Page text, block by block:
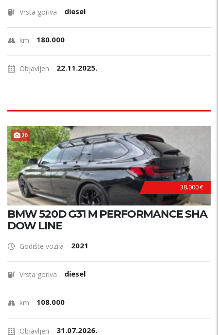
Vrsta goriva diesel
km 180.000
Objavljen 22.11.2025.
20
38.000 €
BMW 520D G31 M PERFORMANCE SHA
DOW LINE
Godište vozila 2021
Vrsta goriva diesel
km 108.000
Objavljen 31.07.2026.